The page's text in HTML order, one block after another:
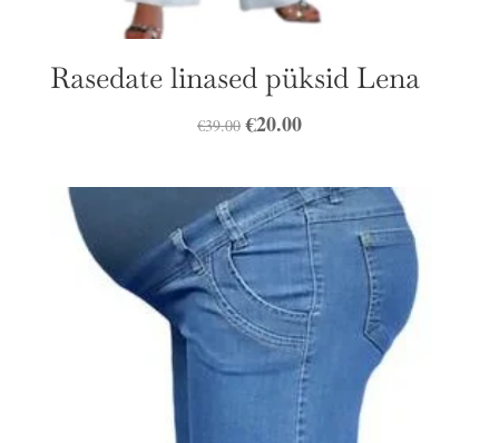
Rasedate linased püksid Lena
€39.00 Algne
oli:
€39.00.
€20.00Praegune
on:
€20.00.